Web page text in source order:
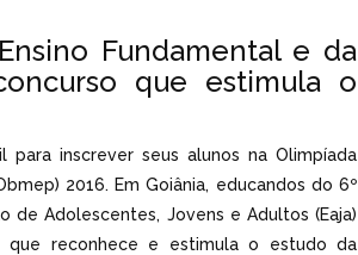
Fundamental e da
que estimula o
inscrever seus alunos na Olimpíada
2016. Em Goiânia, educandos do 6º
de Adolescentes, Jovens e Adultos (Eaja)
que reconhece e estimula o estudo da